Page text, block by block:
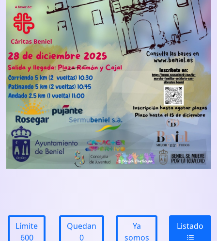
Límite
600
Quedan
0
Ya
somos
Listado